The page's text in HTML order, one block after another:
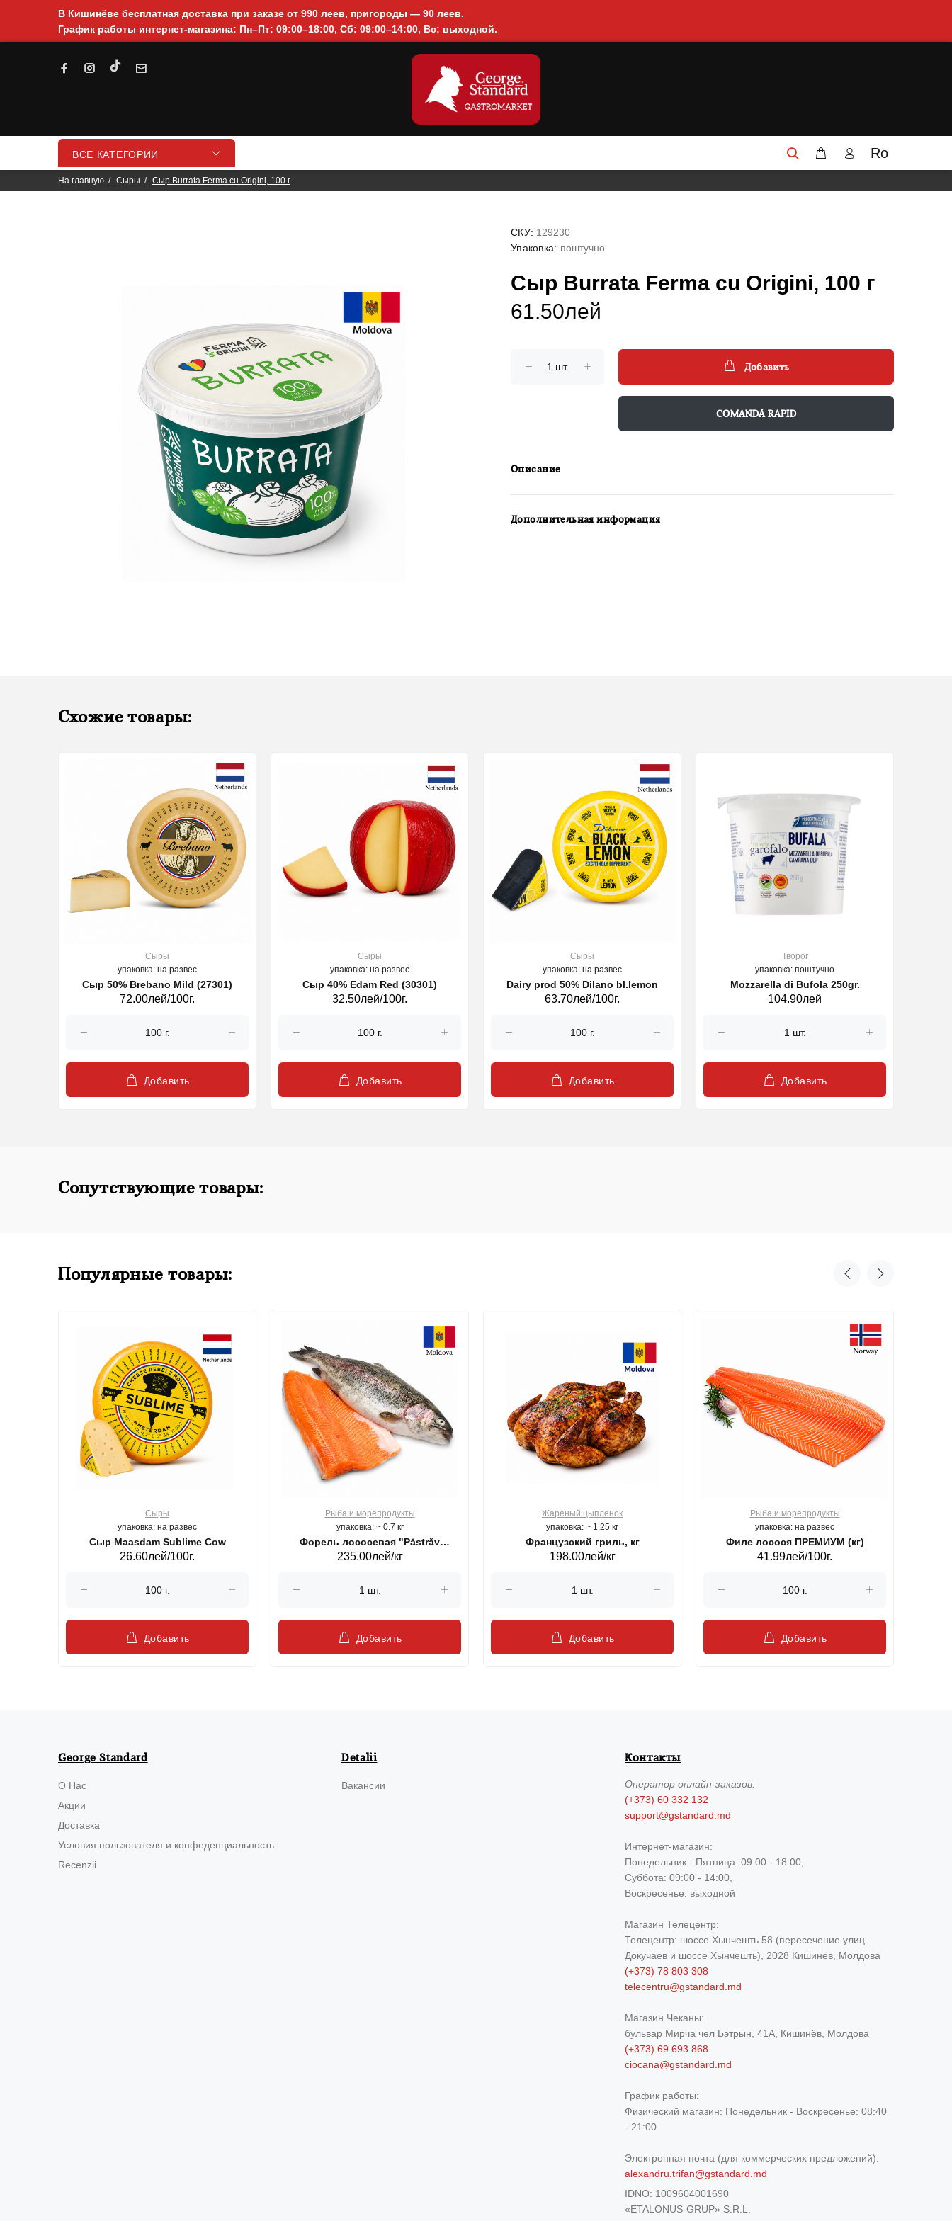
В Кишинёве бесплатная доставка при заказе от 990 леев, пригороды — 90 леев.
График работы интернет-магазина: Пн–Пт: 09:00–18:00, Сб: 09:00–14:00, Вс: выходной.
ВСЕ КАТЕГОРИИ Ro
На главную Сыры Сыр Burrata Ferma cu Origini, 100 г
СКУ: 129230
Упаковка: поштучно
Сыр Burrata Ferma cu Origini, 100 г
61.50лей
Добавить
COMANDĂ RAPID
Описание
Дополнительная информация
Схожие товары:
Сыры
упаковка: на развес
Сыр 50% Brebano Mild (27301)
72.00лей/100г.
Добавить
Сыры
упаковка: на развес
Сыр 40% Edam Red (30301)
32.50лей/100г.
Добавить
Сыры
упаковка: на развес
Dairy prod 50% Dilano bl.lemon
63.70лей/100г.
Добавить
Творог
упаковка: поштучно
Mozzarella di Bufola 250gr.
104.90лей
Добавить
Сопутствующие товары:
Популярные товары:
Сыры
упаковка: на развес
Сыр Maasdam Sublime Cow
26.60лей/100г.
Добавить
Рыба и морепродукты
упаковка: ~ 0.7 кг
Форель лососевая "Păstrăv
Moldovenesc"
235.00лей/кг
Добавить
Жареный цыпленок
упаковка: ~ 1.25 кг
Французский гриль, кг
198.00лей/кг
Добавить
Рыба и морепродукты
упаковка: на развес
Филе лосося ПРЕМИУМ (кг)
41.99лей/100г.
Добавить
George Standard
О Нас
Акции
Доставка
Условия пользователя и конфеденциальность
Recenzii
Detalii
Вакансии
Контакты
Операторонлайн-заказов:
(+373) 60 332 132
support@gstandard.md
Интернет-магазин:
Понедельник - Пятница: 09:00 - 18:00,
Суббота: 09:00 - 14:00,
Воскресенье: выходной
Магазин Телецентр:
Телецентр: шоссе Хынчешть 58 (пересечение улиц
Докучаев и шоссе Хынчешть), 2028 Кишинёв, Молдова
(+373) 78 803 308
telecentru@gstandard.md
Магазин Чеканы:
бульвар Мирча чел Бэтрын, 41A, Кишинёв, Молдова
(+373) 69 693 868
ciocana@gstandard.md
График работы:
Физический магазин: Понедельник - Воскресенье: 08:40
- 21:00
Электронная почта (для коммерческих предложений):
alexandru.trifan@gstandard.md
IDNO: 1009604001690
«ETALONUS-GRUP» S.R.L.